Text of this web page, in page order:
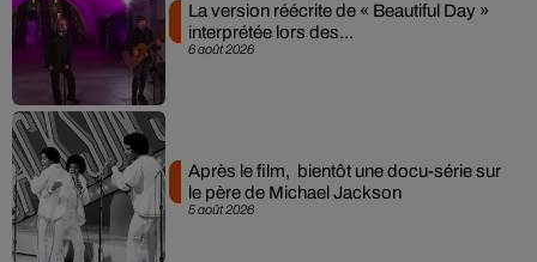
6 août 2026
La version réécrite de « Beautiful Day »
interprétée lors des...
5 août 2026
Après le film, bientôt une docu-série sur
le père de Michael Jackson